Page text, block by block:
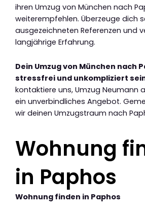
ihren Umzug von München nach
weiterempfehlen. Überzeuge dich
ausgezeichneten Referenzen und
langjährige Erfahrung.
Dein Umzug von München nach
stressfrei und unkompliziert
kontaktiere uns, Umzug Neumann
ein unverbindliches Angebot.
wir deinen Umzugstraum nach
Wohnung
in Paphos
Wohnung finden in Paphos